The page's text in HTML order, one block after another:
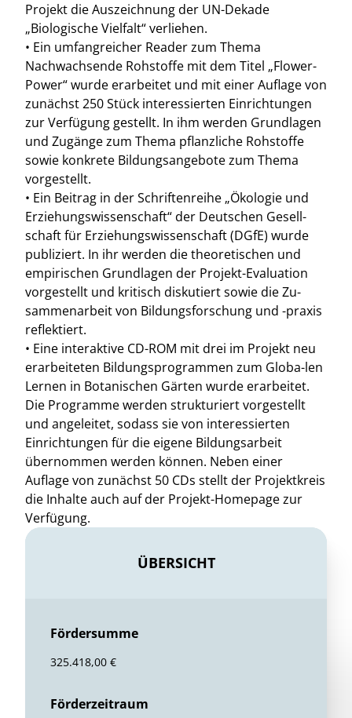
Projekt die Auszeichnung der UN-Dekade
„Biologische Vielfalt“ verliehen.
• Ein umfangreicher Reader zum Thema
Nachwachsende Rohstoffe mit dem Titel „Flower-
Power“ wurde erarbeitet und mit einer Auflage von
zunächst 250 Stück interessierten Einrichtungen
zur Verfügung gestellt. In ihm werden Grundlagen
und Zugänge zum Thema pflanzliche Rohstoffe
sowie konkrete Bildungsangebote zum Thema
vorgestellt.
• Ein Beitrag in der Schriftenreihe „Ökologie und
Erziehungswissenschaft“ der Deutschen Gesell-
schaft für Erziehungswissenschaft (DGfE) wurde
publiziert. In ihr werden die theoretischen und
empirischen Grundlagen der Projekt-Evaluation
vorgestellt und kritisch diskutiert sowie die Zu-
sammenarbeit von Bildungsforschung und -praxis
reflektiert.
• Eine interaktive CD-ROM mit drei im Projekt neu
erarbeiteten Bildungsprogrammen zum Globa-len
Lernen in Botanischen Gärten wurde erarbeitet.
Die Programme werden strukturiert vorgestellt
und angeleitet, sodass sie von interessierten
Einrichtungen für die eigene Bildungsarbeit
übernommen werden können. Neben einer
Auflage von zunächst 50 CDs stellt der Projektkreis
die Inhalte auch auf der Projekt-Homepage zur
Verfügung.
ÜBERSICHT
Fördersumme
325.418,00 €
Förderzeitraum